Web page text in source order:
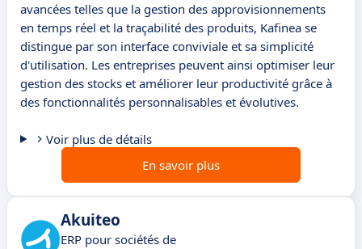
avancées telles que la gestion des approvisionnements
en temps réel et la traçabilité des produits, Kafinea se
distingue par son interface conviviale et sa simplicité
d'utilisation. Les entreprises peuvent ainsi optimiser leur
gestion des stocks et améliorer leur productivité grâce à
des fonctionnalités personnalisables et évolutives.
Voir plus de détails
En savoir plus
Akuiteo
ERP pour sociétés de